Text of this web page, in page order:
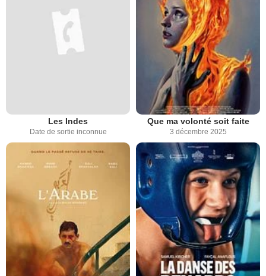
Les Indes
Date de sortie inconnue
Que ma volonté soit faite
3 décembre 2025